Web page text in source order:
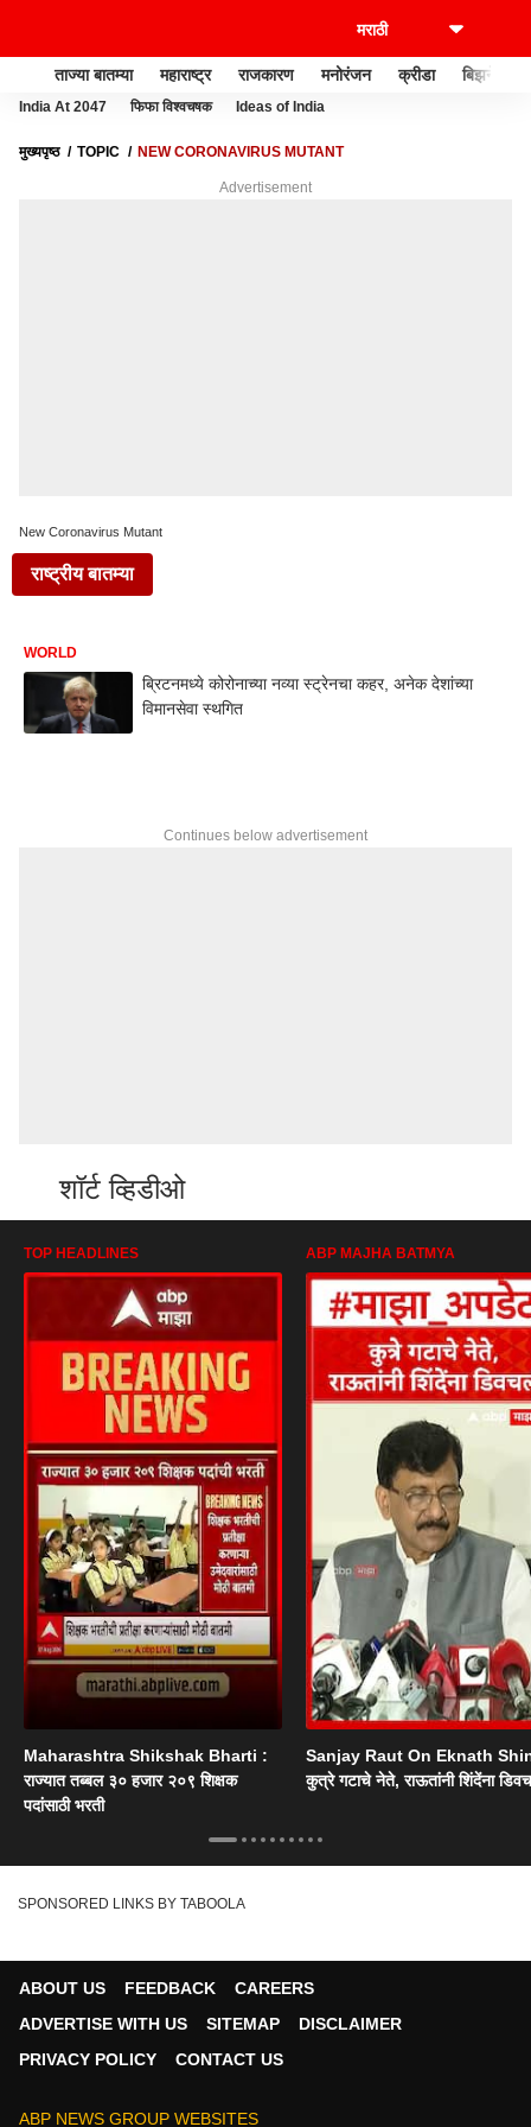
ताज्या बातम्या महाराष्ट्र राजकारण मनोरंजन क्रीडा बिझनेस
India At 2047 फिफा विश्वचषक Ideas of India
मुख्यपृष्ठ TOPIC NEW CORONAVIRUS MUTANT
Advertisement
New Coronavirus Mutant
राष्ट्रीय बातम्या
WORLD
ब्रिटनमध्ये कोरोनाच्या नव्या स्ट्रेनचा कहर, अनेक देशांच्या
विमानसेवा स्थगित
Continues below advertisement
शॉर्ट व्हिडीओ
TOP HEADLINES
Maharashtra Shikshak Bharti :
राज्यात तब्बल ३० हजार २०९ शिक्षक
पदांसाठी भरती
ABP MAJHA BATMYA
Sanjay Raut On Eknath
कुत्रे गटाचे नेते, राऊतांनी शिंदेंना
SPONSORED LINKS BY TABOOLA
ABOUT US FEEDBACK
CAREERS
ADVERTISE WITH US
SITEMAP
DISCLAIMER
PRIVACY POLICY
CONTACT US
ABP NEWS GROUP WEBSITES